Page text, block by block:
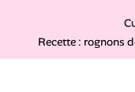
Recette : rognons